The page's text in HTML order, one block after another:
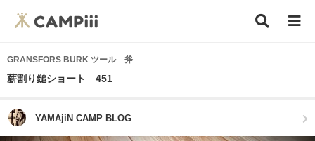
GRÄNSFORS BURK ツール 斧
薪割り鎚ショート 451
YAMAjiN CAMP BLOG